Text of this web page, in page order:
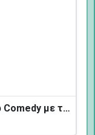
«Λέω να πάρω κάκτο» – Stand-up Comedy με τον Δημήτρη Χριστοφορίδη